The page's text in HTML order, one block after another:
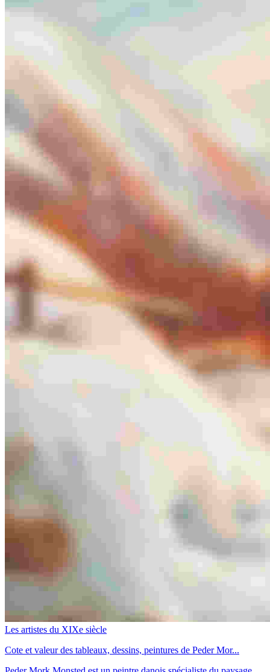
Les artistes du XIXe siècle
Cote et valeur des tableaux, dessins, peintures de Peder Mor...